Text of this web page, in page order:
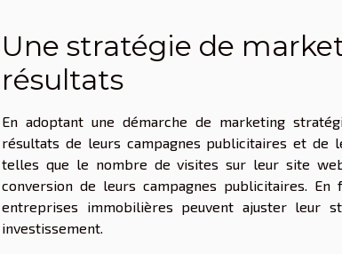
Une stratégie de
résultats
En adoptant une démarche de marketing
résultats de leurs campagnes publicitaires et de
telles que le nombre de visites sur leur site
conversion de leurs campagnes publicitaires.
entreprises immobilières peuvent ajuster leur
investissement.